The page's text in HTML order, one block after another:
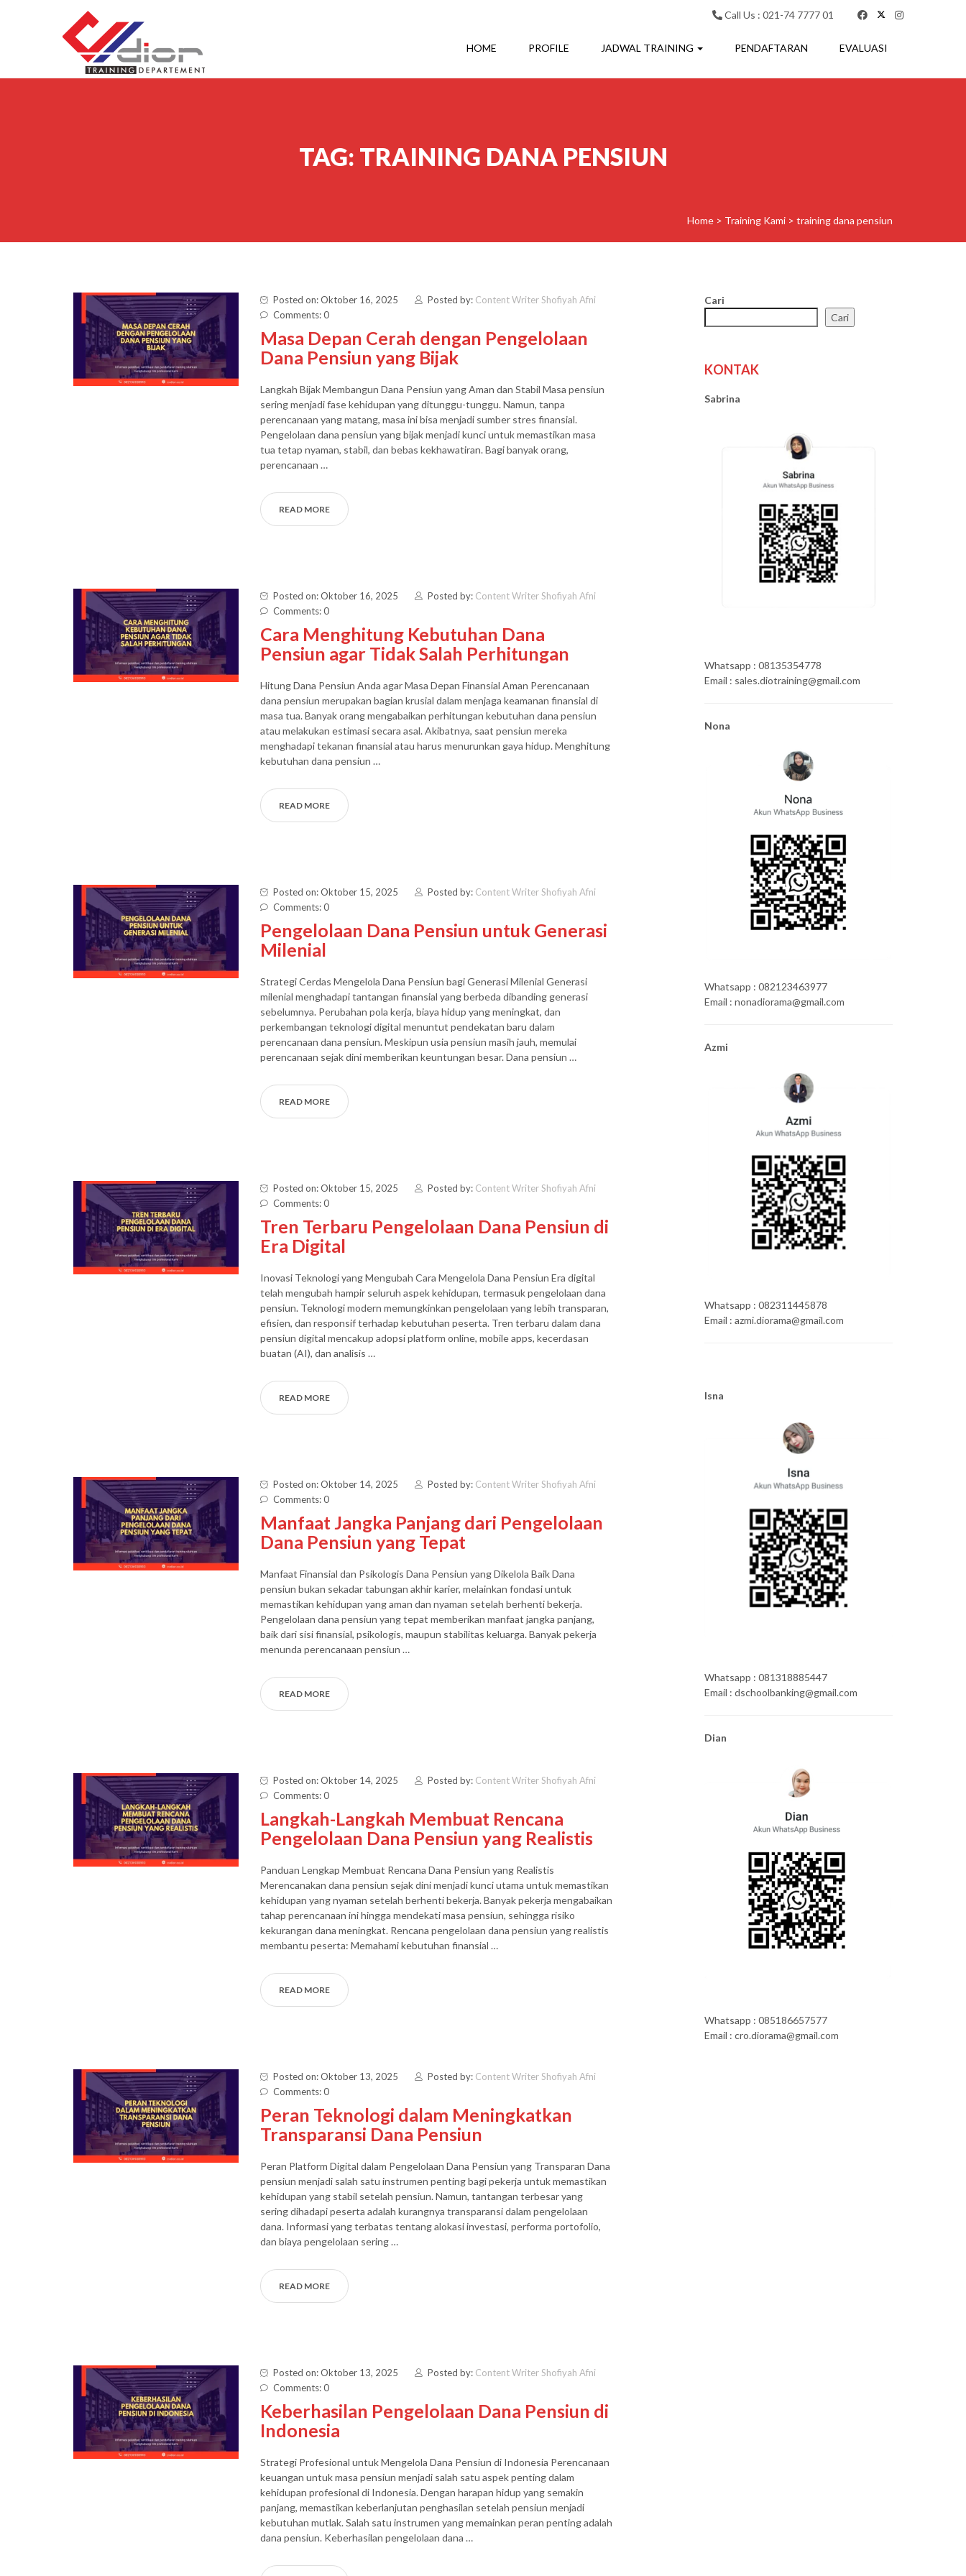
Call Us : 021-74 7777 01
HOME PROFILE JADWAL TRAINING PENDAFTARAN EVALUASI
TAG: TRAINING DANA PENSIUN
Home > Training Kami > training dana pensiun
Posted on: Oktober 16, 2025 Posted by: Content Writer Shofiyah Afni
Comments: 0
Masa Depan Cerah dengan Pengelolaan
Dana Pensiun yang Bijak
Langkah Bijak Membangun Dana Pensiun yang Aman dan Stabil Masa pensiun
sering menjadi fase kehidupan yang ditunggu-tunggu. Namun, tanpa
perencanaan yang matang, masa ini bisa menjadi sumber stres finansial.
Pengelolaan dana pensiun yang bijak menjadi kunci untuk memastikan masa
tua tetap nyaman, stabil, dan bebas kekhawatiran. Bagi banyak orang,
perencanaan …
READ MORE
Posted on: Oktober 16, 2025 Posted by: Content Writer Shofiyah Afni
Comments: 0
Cara Menghitung Kebutuhan Dana
Pensiun agar Tidak Salah Perhitungan
Hitung Dana Pensiun Anda agar Masa Depan Finansial Aman Perencanaan
dana pensiun merupakan bagian krusial dalam menjaga keamanan finansial di
masa tua. Banyak orang mengabaikan perhitungan kebutuhan dana pensiun
atau melakukan estimasi secara asal. Akibatnya, saat pensiun mereka
menghadapi tekanan finansial atau harus menurunkan gaya hidup. Menghitung
kebutuhan dana pensiun …
READ MORE
Posted on: Oktober 15, 2025 Posted by: Content Writer Shofiyah Afni
Comments: 0
Pengelolaan Dana Pensiun untuk Generasi
Milenial
Strategi Cerdas Mengelola Dana Pensiun bagi Generasi Milenial Generasi
milenial menghadapi tantangan finansial yang berbeda dibanding generasi
sebelumnya. Perubahan pola kerja, biaya hidup yang meningkat, dan
perkembangan teknologi digital menuntut pendekatan baru dalam
perencanaan dana pensiun. Meskipun usia pensiun masih jauh, memulai
perencanaan sejak dini memberikan keuntungan besar. Dana pensiun …
READ MORE
Posted on: Oktober 15, 2025 Posted by: Content Writer Shofiyah Afni
Comments: 0
Tren Terbaru Pengelolaan Dana Pensiun di
Era Digital
Inovasi Teknologi yang Mengubah Cara Mengelola Dana Pensiun Era digital
telah mengubah hampir seluruh aspek kehidupan, termasuk pengelolaan dana
pensiun. Teknologi modern memungkinkan pengelolaan yang lebih transparan,
efisien, dan responsif terhadap kebutuhan peserta. Tren terbaru dalam dana
pensiun digital mencakup adopsi platform online, mobile apps, kecerdasan
buatan (AI), dan analisis …
READ MORE
Posted on: Oktober 14, 2025 Posted by: Content Writer Shofiyah Afni
Comments: 0
Manfaat Jangka Panjang dari Pengelolaan
Dana Pensiun yang Tepat
Manfaat Finansial dan Psikologis Dana Pensiun yang Dikelola Baik Dana
pensiun bukan sekadar tabungan akhir karier, melainkan fondasi untuk
memastikan kehidupan yang aman dan nyaman setelah berhenti bekerja.
Pengelolaan dana pensiun yang tepat memberikan manfaat jangka panjang,
baik dari sisi finansial, psikologis, maupun stabilitas keluarga. Banyak pekerja
menunda perencanaan pensiun …
READ MORE
Posted on: Oktober 14, 2025 Posted by: Content Writer Shofiyah Afni
Comments: 0
Langkah-Langkah Membuat Rencana
Pengelolaan Dana Pensiun yang Realistis
Panduan Lengkap Membuat Rencana Dana Pensiun yang Realistis
Merencanakan dana pensiun sejak dini menjadi kunci utama untuk memastikan
kehidupan yang nyaman setelah berhenti bekerja. Banyak pekerja mengabaikan
tahap perencanaan ini hingga mendekati masa pensiun, sehingga risiko
kekurangan dana meningkat. Rencana pengelolaan dana pensiun yang realistis
membantu peserta: Memahami kebutuhan finansial …
READ MORE
Posted on: Oktober 13, 2025 Posted by: Content Writer Shofiyah Afni
Comments: 0
Peran Teknologi dalam Meningkatkan
Transparansi Dana Pensiun
Peran Platform Digital dalam Pengelolaan Dana Pensiun yang Transparan Dana
pensiun menjadi salah satu instrumen penting bagi pekerja untuk memastikan
kehidupan yang stabil setelah pensiun. Namun, tantangan terbesar yang
sering dihadapi peserta adalah kurangnya transparansi dalam pengelolaan
dana. Informasi yang terbatas tentang alokasi investasi, performa portofolio,
dan biaya pengelolaan sering …
READ MORE
Posted on: Oktober 13, 2025 Posted by: Content Writer Shofiyah Afni
Comments: 0
Keberhasilan Pengelolaan Dana Pensiun di
Indonesia
Strategi Profesional untuk Mengelola Dana Pensiun di Indonesia Perencanaan
keuangan untuk masa pensiun menjadi salah satu aspek penting dalam
kehidupan profesional di Indonesia. Dengan harapan hidup yang semakin
panjang, memastikan keberlanjutan penghasilan setelah pensiun menjadi
kebutuhan mutlak. Salah satu instrumen yang memainkan peran penting adalah
dana pensiun. Keberhasilan pengelolaan dana …
Cari
Cari
KONTAK
Sabrina
Whatsapp : 08135354778
Email : sales.diotraining@gmail.com
Nona
Whatsapp : 082123463977
Email : nonadiorama@gmail.com
Azmi
Whatsapp : 082311445878
Email : azmi.diorama@gmail.com
Isna
Whatsapp : 081318885447
Email : dschoolbanking@gmail.com
Dian
Whatsapp : 085186657577
Email : cro.diorama@gmail.com